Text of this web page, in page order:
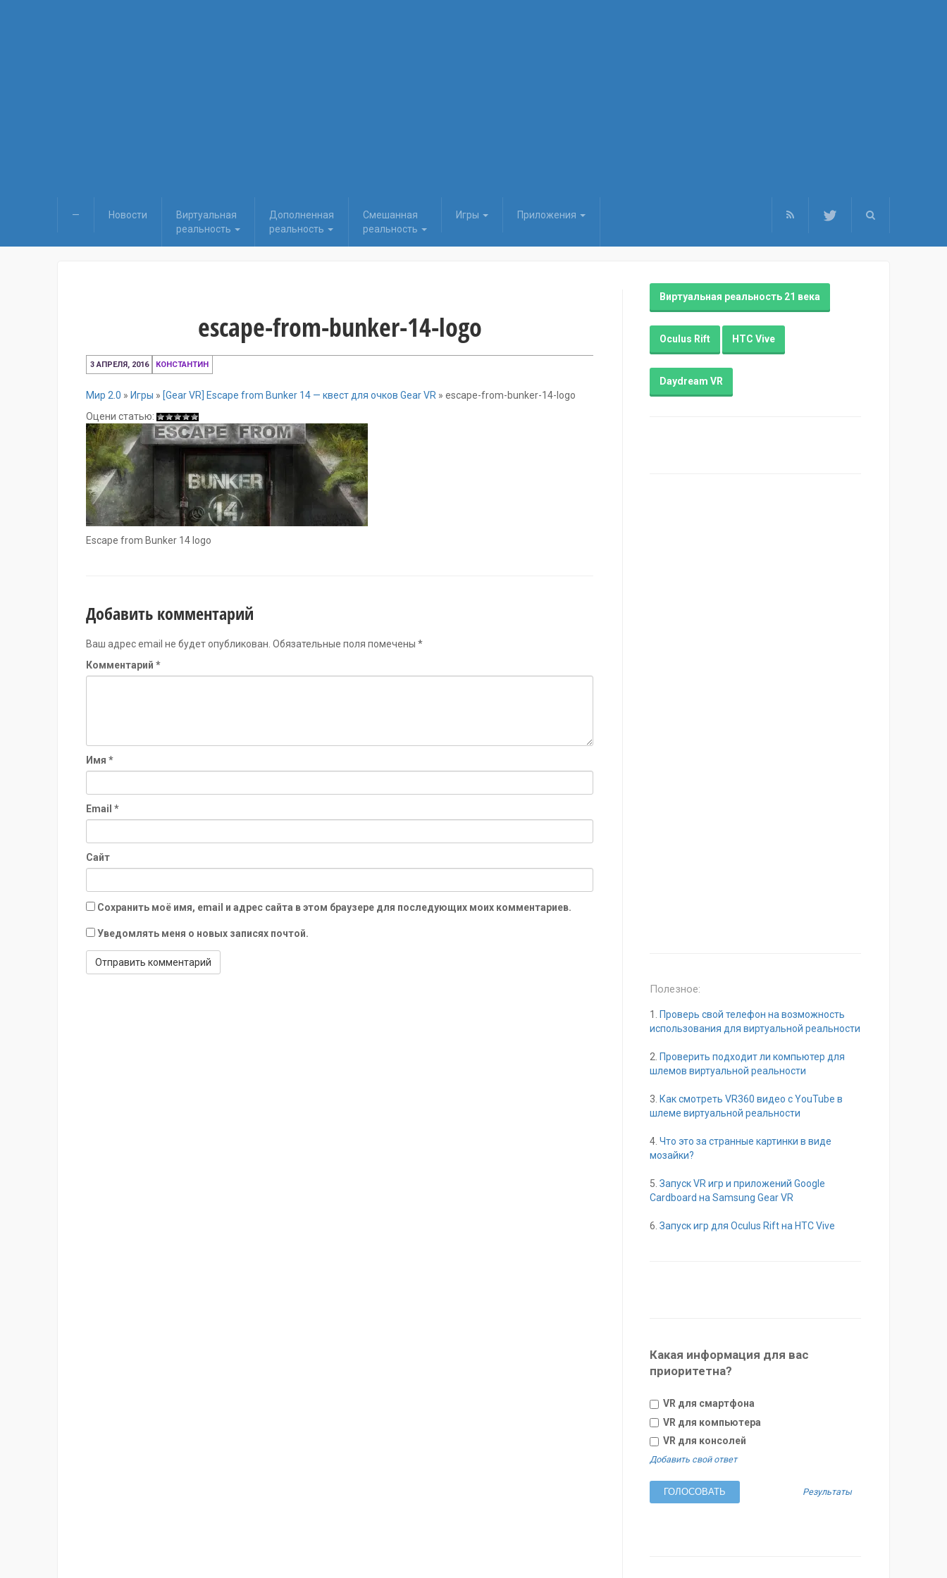
— Новости
Виртуальная
реальность
Дополненная
реальность
Смешанная
реальность
Игры Приложения
escape-from-bunker-14-logo
3 АПРЕЛЯ, 2016
3
апреля,
КОНСТАНТИН
Мир 2.0 » Игры » [Gear VR] Escape from Bunker 14 — квест для очков Gear VR » escape-from-bunker-14-logo
Оцени статью:
Escape from Bunker 14 logo
Добавить комментарий
Ваш адрес email не будет опубликован. Обязательные поля помечены *
Комментарий *
Имя *
Email *
Сайт
Сохранить моё имя, email и адрес сайта в этом браузере для последующих моих комментариев.
Уведомлять меня о новых записях почтой.
Виртуальная реальность 21 века
Oculus Rift HTC Vive
Daydream VR
Полезное:
1.
Проверь свой телефон на возможность
использования для виртуальной реальности
2. Проверить подходит ли компьютер для
шлемов виртуальной реальности
3. Как смотреть VR360 видео с YouTube в
шлеме виртуальной реальности
4. Что это за странные картинки в виде
мозайки?
5. Запуск VR игр и приложений Google
Cardboard на Samsung Gear VR
6. Запуск игр для Oculus Rift на HTC Vive
Какая информация для вас
приоритетна?
VR для смартфона
VR для компьютера
VR для консолей
Добавить свой ответ
Результаты